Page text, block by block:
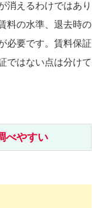
消えるわけではあり
料の水準、退去時の
必要です。賃料保証
ではない点は分けて
べやすい